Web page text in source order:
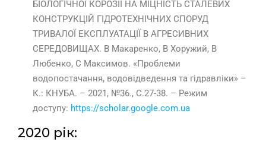
БІОЛОГІЧНОÏ КОРОЗІÏ НА МІЦНІСТЬ СТАЛЕВИХ
КОНСТРУКЦІЙ ГІДРОТЕХНІЧНИХ СПОРУД
ТРИВАЛОÏ ЕКСПЛУАТАЦІÏ В АГРЕСИВНИХ
СЕРЕДОВИЩАХ. В Макаренко, В Хоружий, В
Любенко, С Максимов. «Проблеми
водопостачання, водовідведення та гідравліки» –
К.: КНУБА. – 2021, №36., С.27-38. – Режим
доступу: https://scholar.google.com.ua
2020 рік: